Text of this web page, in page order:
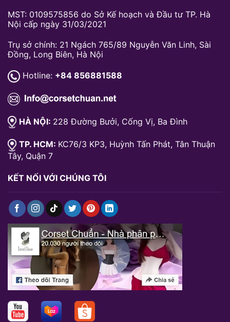
MST: 0109575856 do Sở Kế hoạch và Đầu tư TP. Hà
Nội cấp ngày 31/03/2021
Trụ sở chính: 21 Ngách 765/89 Nguyễn Văn Linh, Sài
Đồng, Long Biên, Hà Nội
Hotline: +84 856881588
HÀ NỘI: 228 Đường Bưởi, Cống Vị, Ba Đình
TP. HCM: KC76/3 KP3, Huỳnh Tấn Phát, Tân Thuận
Tây, Quận 7
KẾT NỐI VỚI CHÚNG TÔI